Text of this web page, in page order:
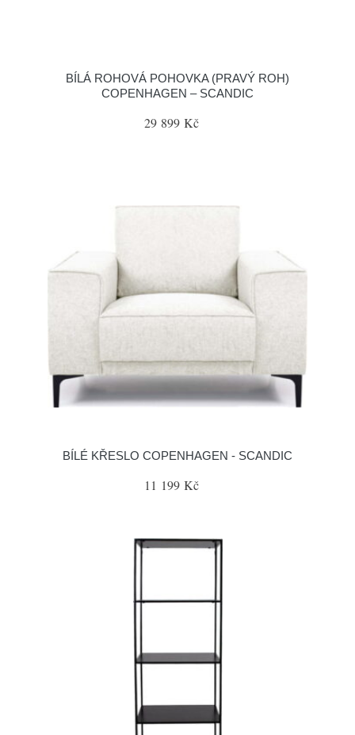
BÍLÁ ROHOVÁ POHOVKA (PRAVÝ ROH)
COPENHAGEN – SCANDIC
29 899 Kč
BÍLÉ KŘESLO COPENHAGEN - SCANDIC
11 199 Kč